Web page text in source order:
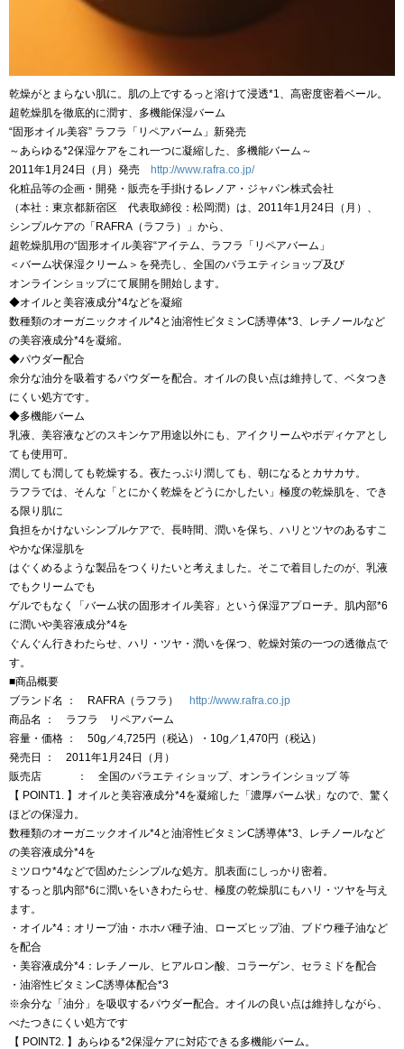
乾燥がとまらない肌に。肌の上でするっと溶けて浸透*1、高密度密着ベール。
超乾燥肌を徹底的に潤す、多機能保湿バーム
“固形オイル美容” ラフラ「リペアバーム」新発売
～あらゆる*2保湿ケアをこれ一つに凝縮した、多機能バーム～
2011年1月24日（月）発売
http://www.rafra.co.jp/
化粧品等の企画・開発・販売を手掛けるレノア・ジャパン株式会社
（本社：東京都新宿区 代表取締役：松岡潤）は、2011年1月24日（月）、
シンプルケアの「RAFRA（ラフラ）」から、
超乾燥肌用の“固形オイル美容“アイテム、ラフラ「リペアバーム」
＜バーム状保湿クリーム＞を発売し、全国のバラエティショップ及び
オンラインショップにて展開を開始します。
◆オイルと美容液成分*4などを凝縮
数種類のオーガニックオイル*4と油溶性ビタミンC誘導体*3、レチノールなど
の美容液成分*4を凝縮。
◆パウダー配合
余分な油分を吸着するパウダーを配合。オイルの良い点は維持して、ベタつき
にくい処方です。
◆多機能バーム
乳液、美容液などのスキンケア用途以外にも、アイクリームやボディケアとし
ても使用可。
潤しても潤しても乾燥する。夜たっぷり潤しても、朝になるとカサカサ。
ラフラでは、そんな「とにかく乾燥をどうにかしたい」極度の乾燥肌を、でき
る限り肌に
負担をかけないシンプルケアで、長時間、潤いを保ち、ハリとツヤのあるすこ
やかな保湿肌を
はぐくめるような製品をつくりたいと考えました。そこで着目したのが、乳液
でもクリームでも
ゲルでもなく「バーム状の固形オイル美容」という保湿アプローチ。肌内部*6
に潤いや美容液成分*4を
ぐんぐん行きわたらせ、ハリ・ツヤ・潤いを保つ、乾燥対策の一つの透徹点で
す。
■商品概要
ブランド名
： RAFRA（ラフラ）
http://www.rafra.co.jp
商品名
： ラフラ リペアバーム
容量・価格 ： 50g／4,725円（税込）・10g／1,470円（税込）
発売日
： 2011年1月24日（月）
販売店
： 全国のバラエティショップ、オンラインショップ 等
【 POINT1. 】オイルと美容液成分*4を凝縮した「濃厚バーム状」なので、驚く
ほどの保湿力。
数種類のオーガニックオイル*4と油溶性ビタミンC誘導体*3、レチノールなど
の美容液成分*4を
ミツロウ*4などで固めたシンプルな処方。肌表面にしっかり密着。
するっと肌内部*6に潤いをいきわたらせ、極度の乾燥肌にもハリ・ツヤを与え
ます。
・オイル*4：オリーブ油・ホホバ種子油、ローズヒップ油、ブドウ種子油など
を配合
・美容液成分*4：レチノール、ヒアルロン酸、コラーゲン、セラミドを配合
・油溶性ビタミンC誘導体配合*3
※余分な「油分」を吸収するパウダー配合。オイルの良い点は維持しながら、
べたつきにくい処方です
【 POINT2. 】あらゆる*2保湿ケアに対応できる多機能バーム。